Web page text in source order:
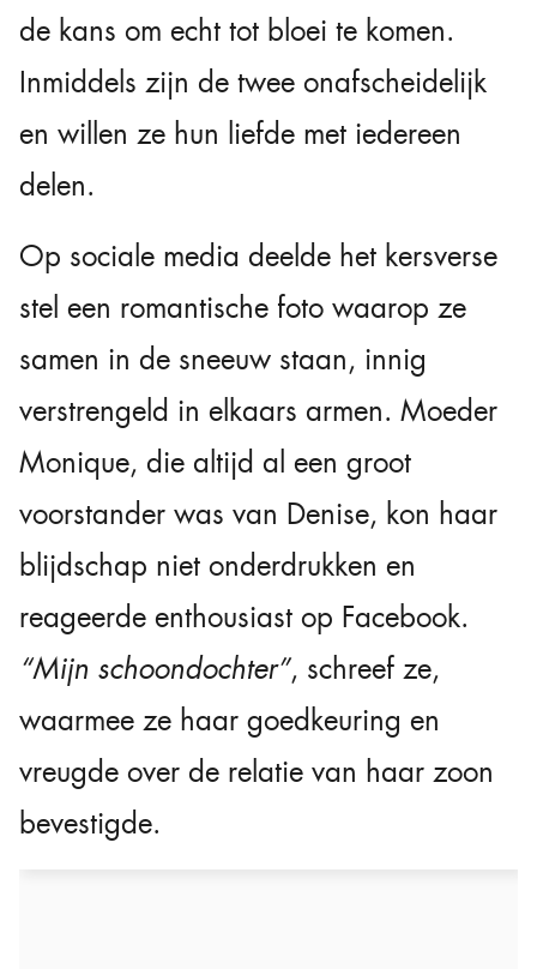
de kans om echt tot bloei te komen.
Inmiddels zijn de twee onafscheidelijk
en willen ze hun liefde met iedereen
delen.
Op sociale media deelde het kersverse
stel een romantische foto waarop ze
samen in de sneeuw staan, innig
verstrengeld in elkaars armen. Moeder
Monique, die altijd al een groot
voorstander was van Denise, kon haar
blijdschap niet onderdrukken en
reageerde enthousiast op Facebook.
“Mijn schoondochter”, schreef ze,
waarmee ze haar goedkeuring en
vreugde over de relatie van haar zoon
bevestigde.